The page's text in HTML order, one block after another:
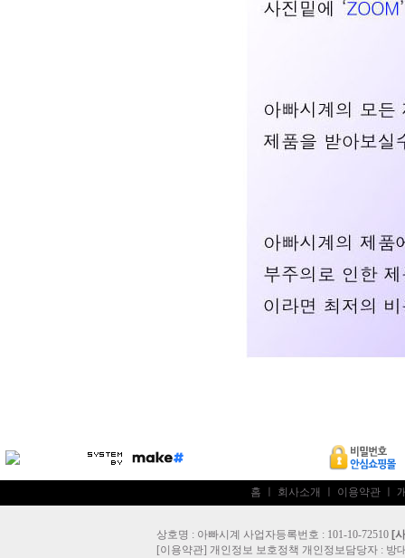
홈 회사소개 이용약관
상호명 : 아빠시계 사업자등록번호 : 101-10-72510 [
[이용약관] 개인정보 보호정책 개인정보담당자 : 방